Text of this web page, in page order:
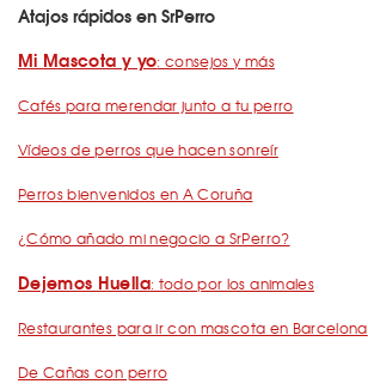
Atajos rápidos en SrPerro
Mi Mascota y yo: consejos y más
Cafés para merendar junto a tu perro
Vídeos de perros que hacen sonreír
Perros bienvenidos en A Coruña
¿Cómo añado mi negocio a SrPerro?
Dejemos Huella: todo por los animales
Restaurantes para ir con mascota en Barcelona
De Cañas con perro